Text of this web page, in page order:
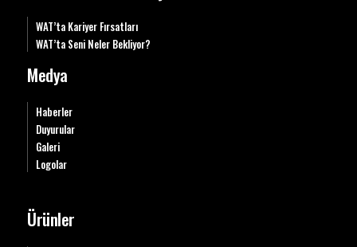
WAT’ta Kariyer Fırsatları
WAT’ta Seni Neler Bekliyor?
Medya
Haberler
Duyurular
Galeri
Logolar
Ürünler